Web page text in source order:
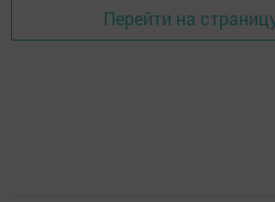
Перейти на